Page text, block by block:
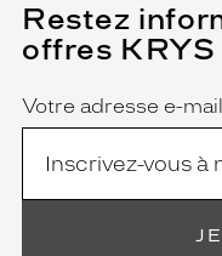
Restez
offres KRYS
Name
Votre adresse e-mail
(Ce
champ
est